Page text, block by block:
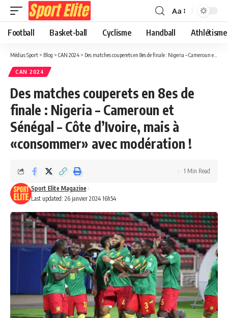
Aa
Football Basket-ball Cyclisme Handball Athlétisme
Médias Sport > Blog > CAN 2024 > Des matches couperets en 8es de finale : Nigeria – Cameroun et Sénégal – Côte d’Ivoire, mais à «consommer» avec modération !
CAN 2024
Des matches couperets en 8es de
finale : Nigeria – Cameroun et
Sénégal – Côte d’Ivoire, mais à
«consommer» avec modération !
Last updated: 26 janvier 2024 16h54
Sport Elite Magazine
1 Min Read